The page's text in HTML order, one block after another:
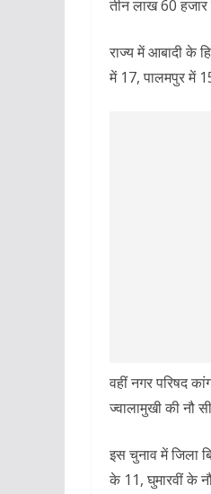
तीन लाख 60 हजार
राज्य में आबादी के
में 17, पालमपुर में 15
वहीं नगर परिषद
ज्वालामुखी की नौ
इस चुनाव में जिला
के 11, घुमारवीं के